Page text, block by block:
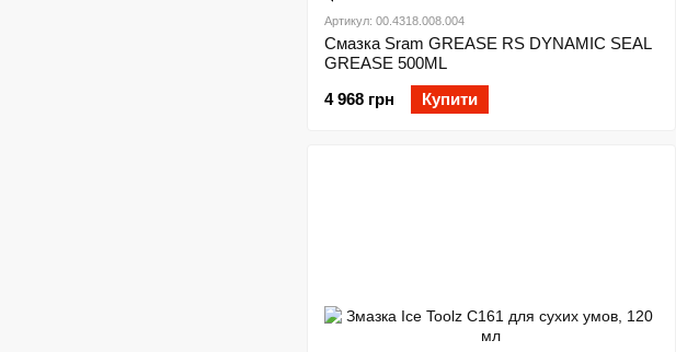
Артикул: 00.4318.008.004
Смазка Sram GREASE RS DYNAMIC SEAL
GREASE 500ML
4 968 грн
Купити